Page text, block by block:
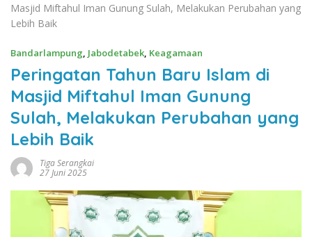
Masjid Miftahul Iman Gunung Sulah, Melakukan Perubahan yang
Lebih Baik
Bandarlampung, Jabodetabek, Keagamaan
Peringatan Tahun Baru Islam di
Masjid Miftahul Iman Gunung
Sulah, Melakukan Perubahan yang
Lebih Baik
Tiga Serangkai
27 Juni 2025